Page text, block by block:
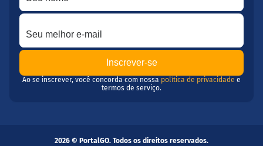
Seu melhor e-mail
Ao se inscrever, você concorda com nossa política de privacidade e
termos de serviço.
2026 © PortalGO. Todos os direitos reservados.